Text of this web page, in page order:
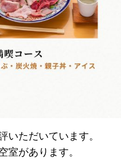
いただいています。
室があります。